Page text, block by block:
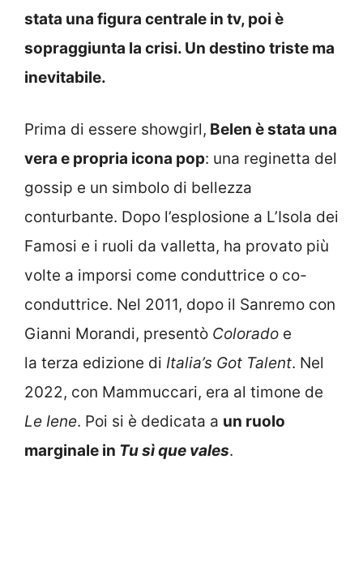
stata una figura centrale in tv, poi è
sopraggiunta la crisi. Un destino triste ma
inevitabile.
Prima di essere showgirl, Belen è stata una
vera e propria icona pop: una reginetta del
gossip e un simbolo di bellezza
conturbante. Dopo l’esplosione a L’Isola dei
Famosi e i ruoli da valletta, ha provato più
volte a imporsi come conduttrice o co-
conduttrice. Nel 2011, dopo il Sanremo con
Gianni Morandi, presentò Colorado e
la terza edizione di Italia’s Got Talent. Nel
2022, con Mammuccari, era al timone de
Le Iene. Poi si è dedicata a un ruolo
marginale in Tu sì que vales.